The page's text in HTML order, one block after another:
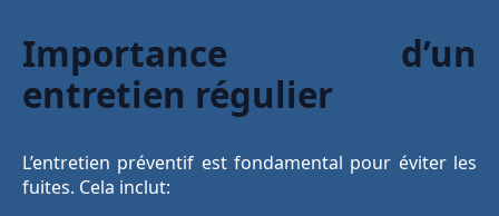
Importance d’un
entretien régulier
L’entretien préventif est fondamental pour éviter les
fuites. Cela inclut: